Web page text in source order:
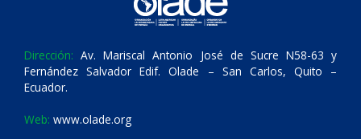
Dirección: Av. Mariscal Antonio José de Sucre N58-63 y
Fernández Salvador Edif. Olade – San Carlos, Quito –
Ecuador.
Web: www.olade.org